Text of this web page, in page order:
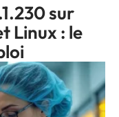
sur
Linux : le